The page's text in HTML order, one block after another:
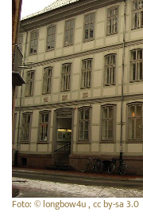
Foto: © longbow4u , cc by-sa 3.0